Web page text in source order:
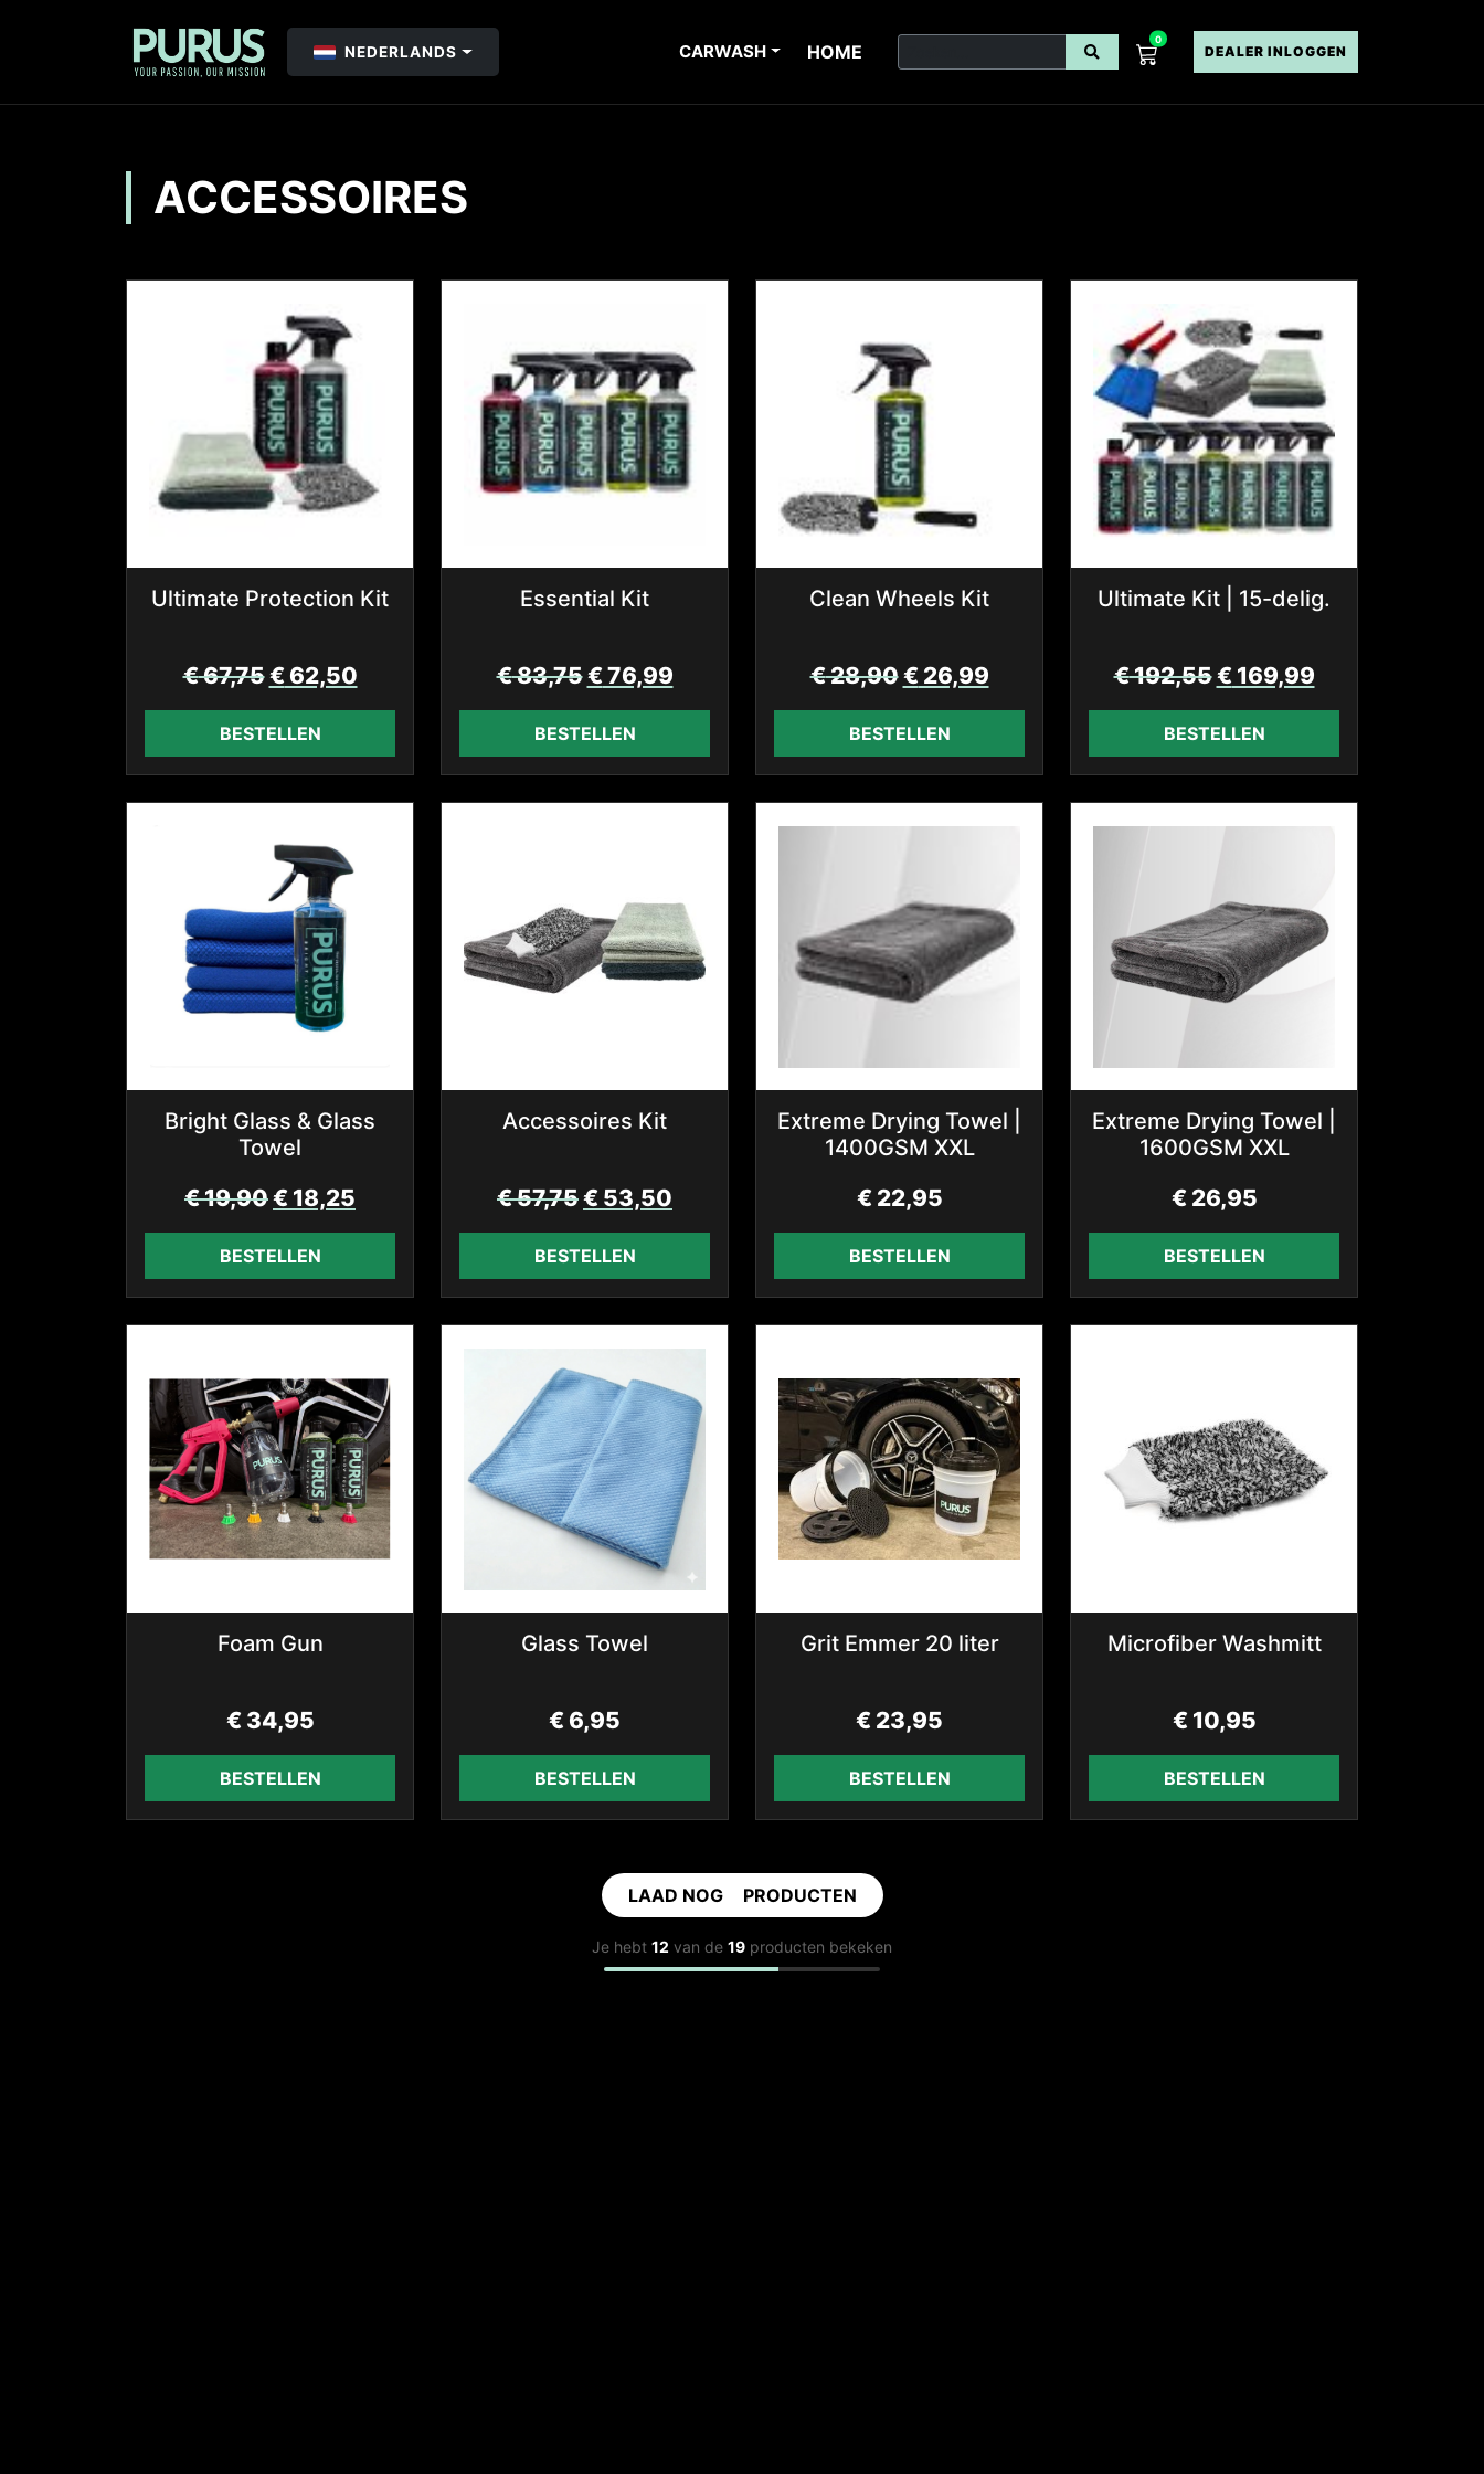
NEDERLANDS CARWASH HOME
0
DEALER INLOGGEN
ACCESSOIRES
Ultimate Protection Kit
€67,75€ 62,50
BESTELLEN
Essential Kit
€83,75€ 76,99
BESTELLEN
Clean Wheels Kit
€28,90€ 26,99
BESTELLEN
Ultimate Kit | 15-delig.
€192,55€ 169,99
BESTELLEN
Bright Glass & Glass
Towel
€19,90€ 18,25
BESTELLEN
Accessoires Kit
€57,75€ 53,50
BESTELLEN
Extreme Drying Towel |
1400GSM XXL
€ 22,95
BESTELLEN
Extreme Drying Towel |
1600GSM XXL
€ 26,95
BESTELLEN
Foam Gun
€ 34,95
BESTELLEN
Glass Towel
€ 6,95
BESTELLEN
Grit Emmer 20 liter
€ 23,95
BESTELLEN
Microfiber Washmitt
€ 10,95
BESTELLEN
LAAD NOG PRODUCTEN
Je hebt 12 van de 19 producten bekeken